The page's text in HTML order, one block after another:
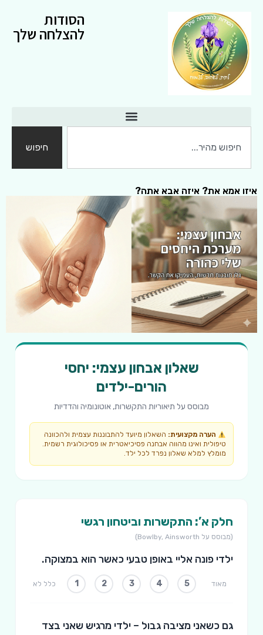
הסודות
להצלחה שלך
חיפוש
איזו אמא את? איזה אבא אתה?
שאלון אבחון עצמי: יחסי
הורים-ילדים
מבוסס על תיאוריות התקשרות, אוטונומיה והדדיות
הערה מקצועית: השאלון מיועד להתבוננות עצמית ולהכוונה
טיפולית ואינו מהווה אבחנה פסיכיאטרית או פסיכולוגית רשמית.
מומלץ למלא שאלון נפרד לכל ילד.
חלק א’: התקשרות וביטחון רגשי
(מבוסס על Bowlby, Ainsworth)
ילדי פונה אליי באופן טבעי כאשר הוא במצוקה.
כלל לא 1 2 3 4 5 מאוד
גם כשאני מציבה גבול – ילדי מרגיש שאני בצד